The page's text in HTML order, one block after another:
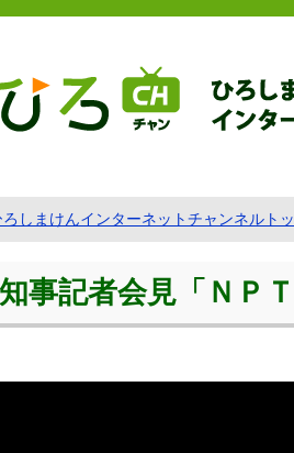
ろしまけんインターネットチャンネルト
知事記者会見「ＮＰ